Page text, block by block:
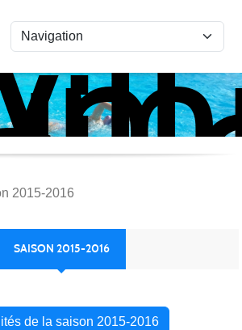
la
2015-2016
SAISON 2015-2016
de la saison 2015-2016
cookies